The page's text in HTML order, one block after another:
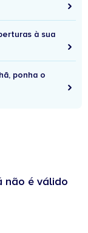
à sua
ponha o
não é válido